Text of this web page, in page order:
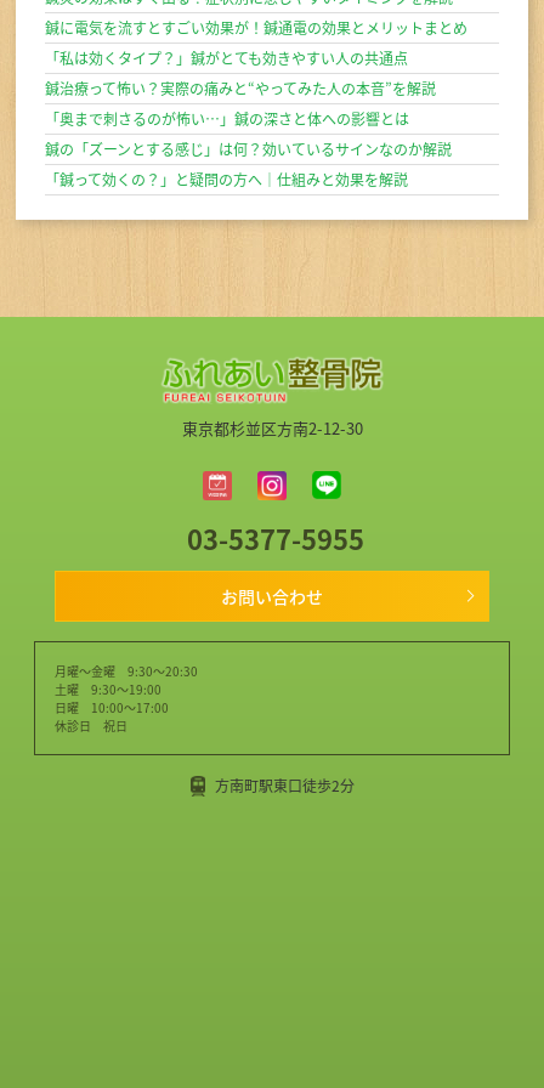
鍼に電気を流すとすごい効果が！鍼通電の効果とメリットまとめ
「私は効くタイプ？」鍼がとても効きやすい人の共通点
鍼治療って怖い？実際の痛みと“やってみた人の本音”を解説
「奥まで刺さるのが怖い…」鍼の深さと体への影響とは
鍼の「ズーンとする感じ」は何？効いているサインなのか解説
「鍼って効くの？」と疑問の方へ｜仕組みと効果を解説
東京都杉並区方南2-12-30
03-5377-5955
お問い合わせ
月曜～金曜 9:30～20:30
土曜 9:30～19:00
日曜 10:00～17:00
休診日 祝日
方南町駅東口徒歩2分